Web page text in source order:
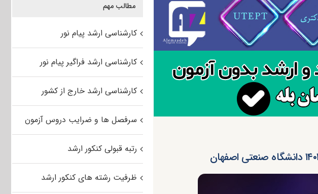
مطالب مهم
کارشناسی ارشد پیام نور
کارشناسی ارشد فراگیر پیام نور
کارشناسی ارشد خارج از کشور
سرفصل ها و ضرایب دروس آزمون
رتبه قبولی کنکور ارشد
ظرفیت رشته های کنکور ارشد